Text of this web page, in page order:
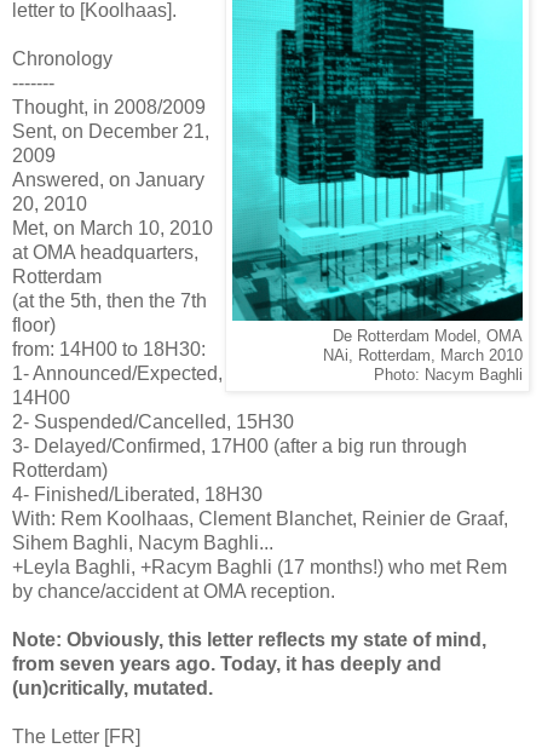
De Rotterdam Model, OMA
NAi, Rotterdam, March 2010
Photo: Nacym Baghli
letter to [Koolhaas].
Chronology
-------
Thought, in 2008/2009
Sent, on December 21,
2009
Answered, on January
20, 2010
Met, on March 10, 2010
at OMA headquarters,
Rotterdam
(at the 5th, then the 7th
floor)
from: 14H00 to 18H30:
1- Announced/Expected,
14H00
2- Suspended/Cancelled, 15H30
3- Delayed/Confirmed, 17H00 (after a big run through
Rotterdam)
4- Finished/Liberated, 18H30
With: Rem Koolhaas, Clement Blanchet, Reinier de Graaf,
Sihem Baghli, Nacym Baghli...
+Leyla Baghli, +Racym Baghli (17 months!) who met Rem
by chance/accident at OMA reception.
Note: Obviously, this letter reflects my state of mind,
from seven years ago. Today, it has deeply and
(un)critically, mutated.
The Letter [FR]